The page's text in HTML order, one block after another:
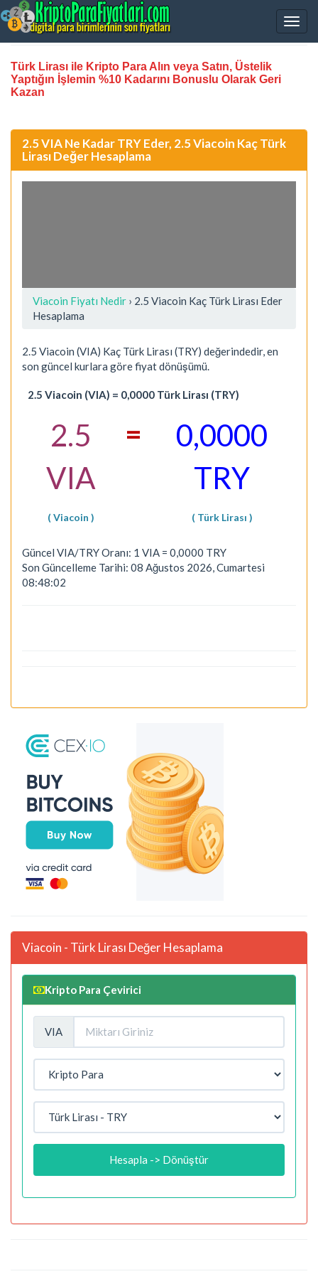
Türk Lirası ile Kripto Para Alın veya Satın, Üstelik
Yaptığın İşlemin %10 Kadarını Bonuslu Olarak Geri
Kazan
2.5 VIA Ne Kadar TRY Eder, 2.5 Viacoin Kaç Türk
Lirası Değer Hesaplama
Viacoin Fiyatı Nedir › 2.5 Viacoin Kaç Türk Lirası Eder
Hesaplama
2.5 Viacoin (VIA) Kaç Türk Lirası (TRY) değerindedir, en
son güncel kurlara göre fiyat dönüşümü.
2.5 Viacoin (VIA) = 0,0000 Türk Lirası (TRY)
2.5
VIA
=
0,0000
TRY
( Viacoin ) ( Türk Lirası )
Güncel VIA/TRY Oranı: 1 VIA = 0,0000 TRY
Son Güncelleme Tarihi: 08 Ağustos 2026, Cumartesi
08:48:02
Viacoin - Türk Lirası Değer Hesaplama
Kripto Para Çevirici
VIA
Hesapla -> Dönüştür